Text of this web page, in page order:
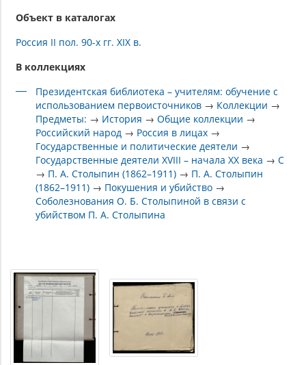
Объект в каталогах
Россия II пол. 90-х гг. XIX в.
В коллекциях
Президентская библиотека – учителям: обучение с
использованием первоисточников → Коллекции →
Предметы: → История →Общие коллекции →
Российский народ → Россия в лицах →
Государственные и политические деятели →
Государственные деятели XVIII – начала XX века →С
→ П. А. Столыпин (1862–1911) → П. А. Столыпин
(1862–1911) → Покушения и убийство →
Соболезнования О. Б. Столыпиной в связи с
убийством П. А. Столыпина